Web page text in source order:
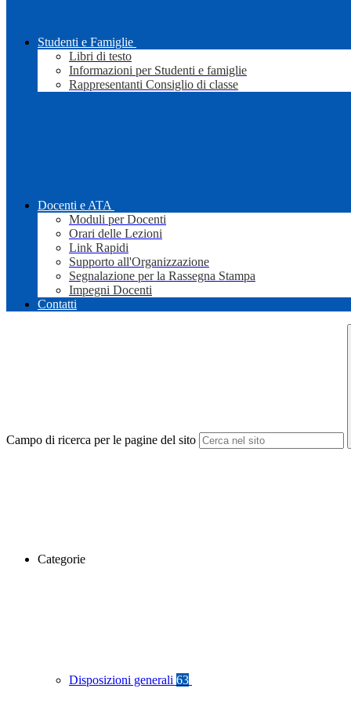
Studenti e Famiglie
Libri di testo
Informazioni per Studenti e famiglie
Rappresentanti Consiglio di classe
Docenti e ATA
Moduli per Docenti
Orari delle Lezioni
Link Rapidi
Supporto all'Organizzazione
Segnalazione per la Rassegna Stampa
Impegni Docenti
Contatti
Campo di ricerca per le pagine del sito
Categorie
Disposizioni generali 63